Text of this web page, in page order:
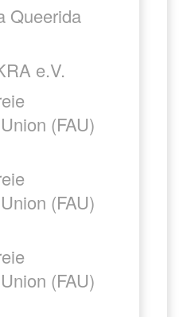
Queerida
e.V.
(FAU)
(FAU)
(FAU)